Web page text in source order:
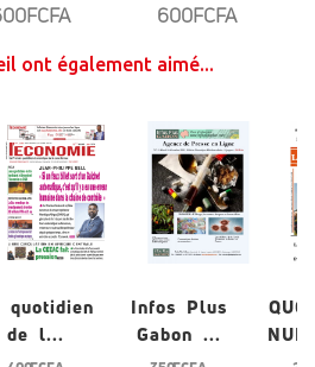
600FCFA
ont également aimé...
quotidien
de l...
Infos Plus
Gabon ...